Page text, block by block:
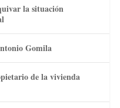
la situación
Gomila
de la vivienda